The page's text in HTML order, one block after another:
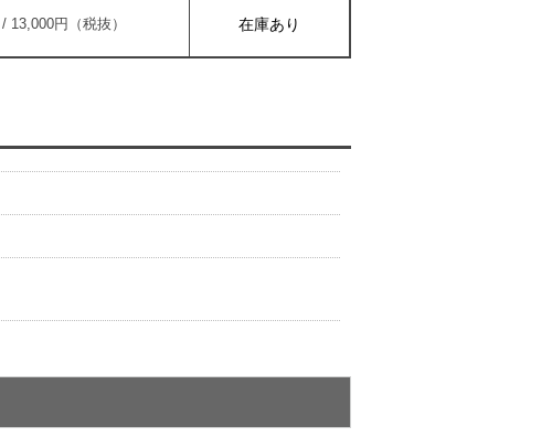
13,000円（税抜） 在庫あり